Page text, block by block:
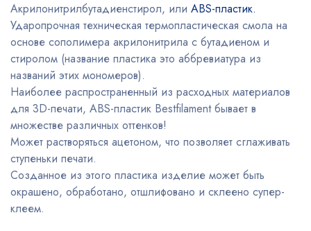
Акрилонитрилбутадиенстирол, или ABS-пластик.
Ударопрочная техническая термопластическая смола на
основе сополимера акрилонитрила с бутадиеном и
стиролом (название пластика это аббревиатура из
названий этих мономеров).
Наиболее распространенный из расходных материалов
для 3D-печати, ABS-пластик Bestfilament бывает в
множестве различных оттенков!
Может растворяться ацетоном, что позволяет сглаживать
ступеньки печати.
Созданное из этого пластика изделие может быть
окрашено, обработано, отшлифовано и склеено супер-
клеем.